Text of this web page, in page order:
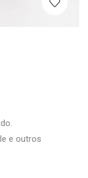
e outros